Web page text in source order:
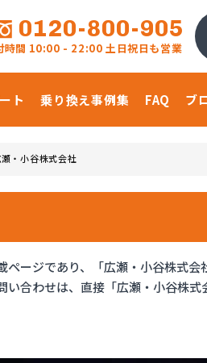
0120-800-905
時間 10:00 - 22:00 土日祝日も営業
ト 乗り換え事例集 FAQ ブ
・小谷株式会社
ージであり、「広瀬・小谷株式
合わせは、直接「広瀬・小谷株